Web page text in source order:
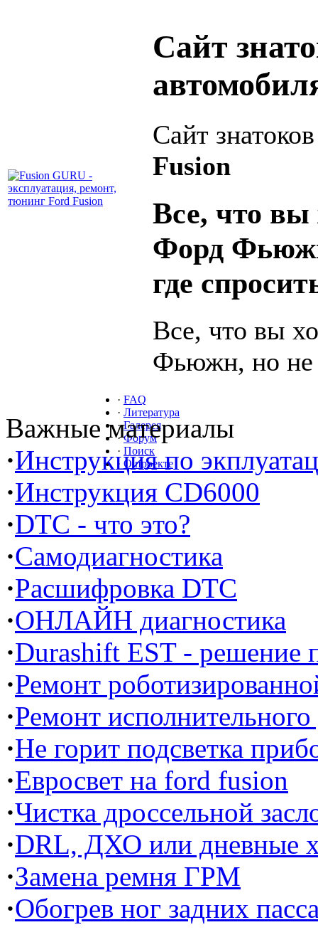
Сайт
Сайт
Fusion
Все, что вы
Форд
где
Все, что вы
Фьюжн, но не
· FAQ
· Литература
· Галерея
· Форум
· Поиск
· О проекте
Важные материалы
·Инструкция по
·Инструкция CD6000
·DTC - что это?
·Самодиагностика
·Расшифровка DTC
·ОНЛАЙН диагностика
·Durashift EST - решение
·Ремонт
·Ремонт
·Не горит подсветка
·Евросвет на ford fusion
·Чистка дроссельной
·DRL, ДХО или дневные
·Замена ремня ГРМ
·Обогрев ног задних